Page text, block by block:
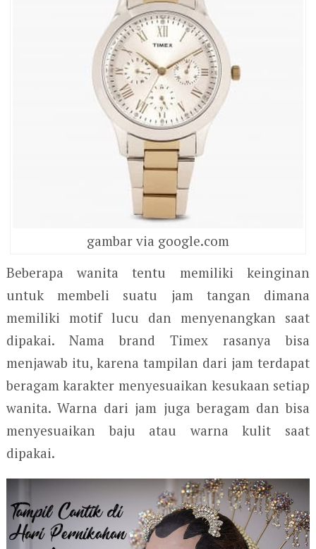
gambar via google.com
Beberapa wanita tentu memiliki keinginan
untuk membeli suatu jam tangan dimana
memiliki motif lucu dan menyenangkan saat
dipakai. Nama brand Timex rasanya bisa
menjawab itu, karena tampilan dari jam terdapat
beragam karakter menyesuaikan kesukaan setiap
wanita. Warna dari jam juga beragam dan bisa
menyesuaikan baju atau warna kulit saat
dipakai.